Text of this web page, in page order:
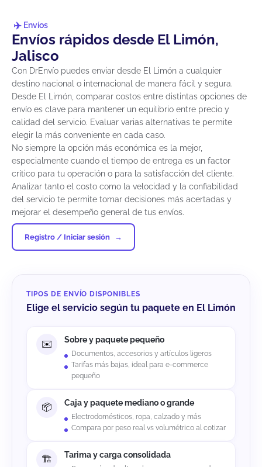
Envíos
Envíos rápidos desde El Limón,
Jalisco
Con DrEnvío puedes enviar desde El Limón a cualquier
destino nacional o internacional de manera fácil y segura.
Desde El Limón, comparar costos entre distintas opciones de
envío es clave para mantener un equilibrio entre precio y
calidad del servicio. Evaluar varias alternativas te permite
elegir la más conveniente en cada caso.
No siempre la opción más económica es la mejor,
especialmente cuando el tiempo de entrega es un factor
crítico para tu operación o para la satisfacción del cliente.
Analizar tanto el costo como la velocidad y la confiabilidad
del servicio te permite tomar decisiones más acertadas y
mejorar el desempeño general de tus envíos.
Registro / Iniciar sesión
TIPOS DE ENVÍO DISPONIBLES
Elige el servicio según tu paquete en El Limón
Sobre y paquete pequeño
Documentos, accesorios y artículos ligeros
Tarifas más bajas, ideal para e-commerce
pequeño
Caja y paquete mediano o grande
Electrodomésticos, ropa, calzado y más
Compara por peso real vs volumétrico al cotizar
Tarima y carga consolidada